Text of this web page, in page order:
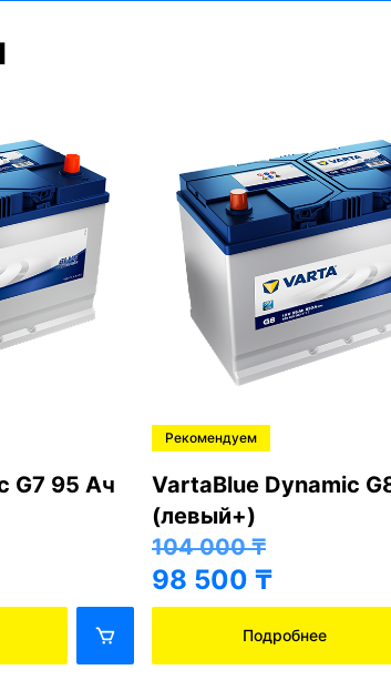
G7 95 Ач
Рекомендуем
VartaBlue Dynamic
(левый+)
104 000₸
98 500 ₸
Подробнее